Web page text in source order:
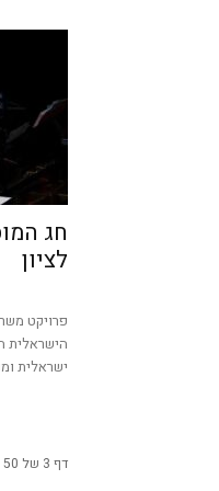
חג
לציון
פרויקט
ישראלית
דף 3 של 50